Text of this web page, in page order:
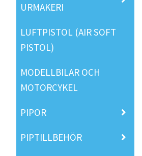
URMAKERI
LUFTPISTOL (AIR SOFT
PISTOL)
MODELLBILAR OCH
MOTORCYKEL
PIPOR
PIPTILLBEHÖR